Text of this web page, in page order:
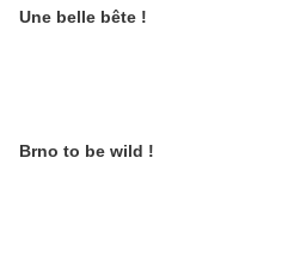
Une belle bête !
Brno to be wild !